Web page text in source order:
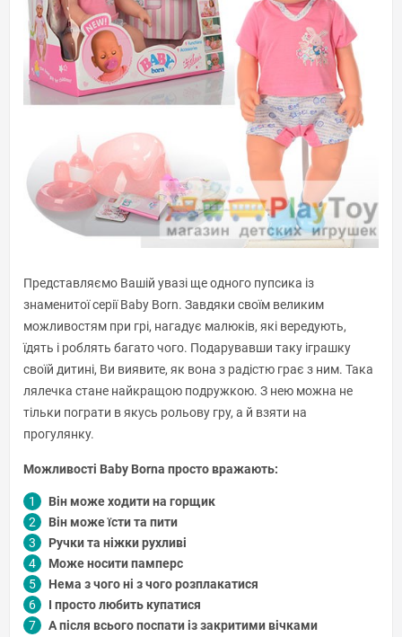
Представляємо Вашій увазі ще одного пупсика із
знаменитої серії Baby Born. Завдяки своїм великим
можливостям при грі, нагадує малюків, які вередують,
їдять і роблять багато чого. Подарувавши таку іграшку
своїй дитині, Ви виявите, як вона з радістю грає з ним. Така
лялечка стане найкращою подружкою. З нею можна не
тільки пограти в якусь рольову гру, а й взяти на
прогулянку.
Можливості Baby Borna просто вражають:
Він може ходити на горщик
Він може їсти та пити
Ручки та ніжки рухливі
Може носити памперс
Нема з чого ні з чого розплакатися
І просто любить купатися
А після всього поспати із закритими вічками